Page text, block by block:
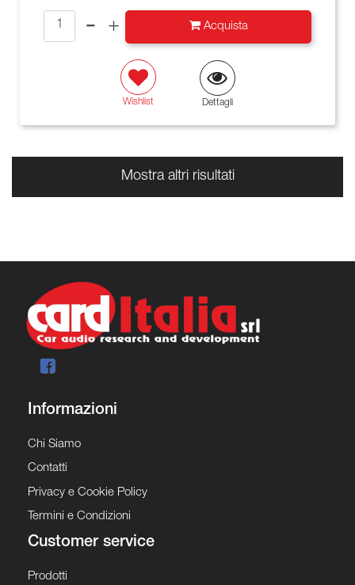
Acquista
Wishlist Dettagli
Mostra altri risultati
Informazioni
Chi Siamo
Contatti
Privacy e Cookie Policy
Termini e Condizioni
Customer service
Prodotti